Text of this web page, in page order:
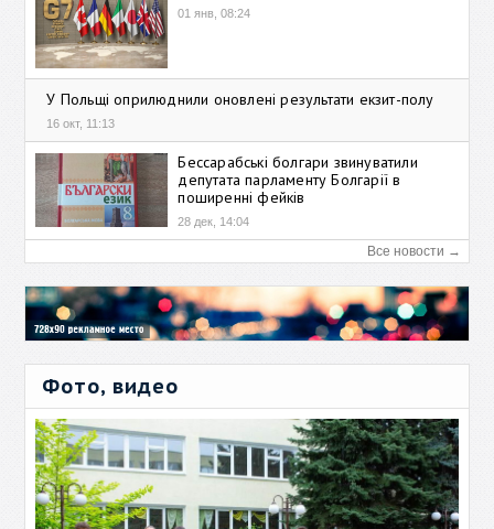
01 янв, 08:24
У Польщі оприлюднили оновлені результати екзит-полу
16 окт, 11:13
Бессарабські болгари звинуватили
депутата парламенту Болгарії в
поширенні фейків
28 дек, 14:04
Все новости →
Фото, видео